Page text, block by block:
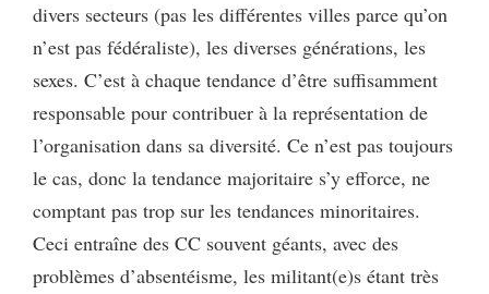
divers secteurs (pas les différentes villes parce qu’on
n’est pas fédéraliste), les diverses générations, les
sexes. C’est à chaque tendance d’être suffisamment
responsable pour contribuer à la représentation de
l’organisation dans sa diversité. Ce n’est pas toujours
le cas, donc la tendance majoritaire s’y efforce, ne
comptant pas trop sur les tendances minoritaires.
Ceci entraîne des CC souvent géants, avec des
problèmes d’absentéisme, les militant(e)s étant très